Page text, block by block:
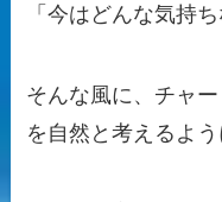
「今はどんな気持
そんな風に、チャ
を自然と考えるよう